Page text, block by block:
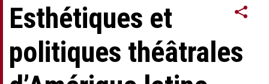
Esthétiques et
politiques théâtrales